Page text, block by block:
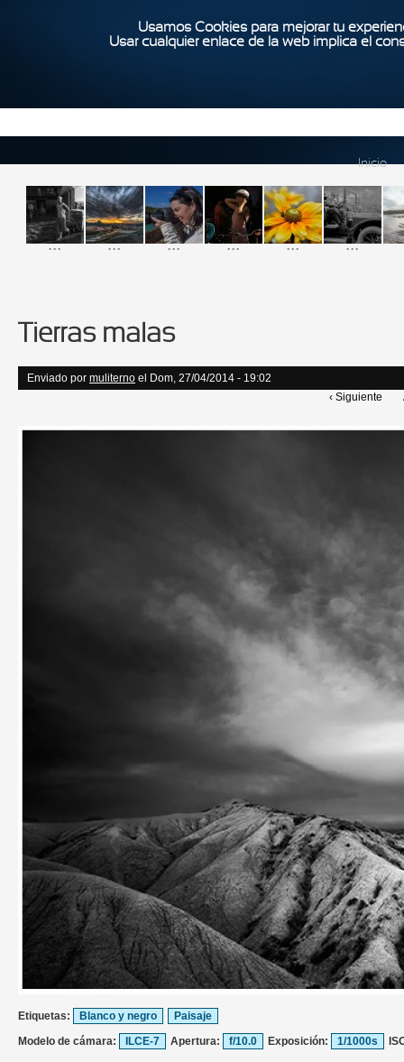
Usamos Cookies para mejorar tu
Usar cualquier enlace de la web implica el
Inicio
... ... ... ... ... ...
Tierras malas
Enviado por muliterno el Dom, 27/04/2014 - 19:02
‹ Siguiente
Etiquetas: Blanco y negro
Paisaje
Modelo de cámara:
ILCE-7 Apertura: f/10.0 Exposición: 1/1000s